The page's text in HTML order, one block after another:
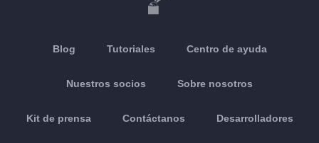
Blog Tutoriales Centro de ayuda
Nuestros socios Sobre nosotros
Kit de prensa Contáctanos Desarrolladores